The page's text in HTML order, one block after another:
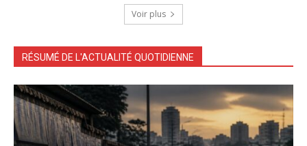
Voir plus
RÉSUMÉ DE L'ACTUALITÉ QUOTIDIENNE